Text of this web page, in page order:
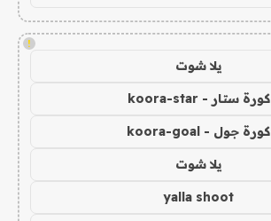
!
يلا شوت
كورة ستار - koora-star
كورة جول - koora-goal
يلا شوت
yalla shoot